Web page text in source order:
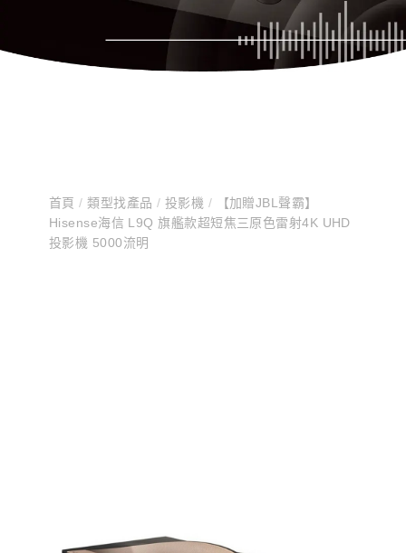
首頁/ 類型找產品 / 投影機 / 【加贈JBL聲霸】
Hisense海信 L9Q 旗艦款超短焦三原色雷射4K UHD
投影機 5000流明